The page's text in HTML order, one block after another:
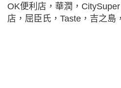
OK便利店，華潤，
店，屈臣氏，Taste，吉之島